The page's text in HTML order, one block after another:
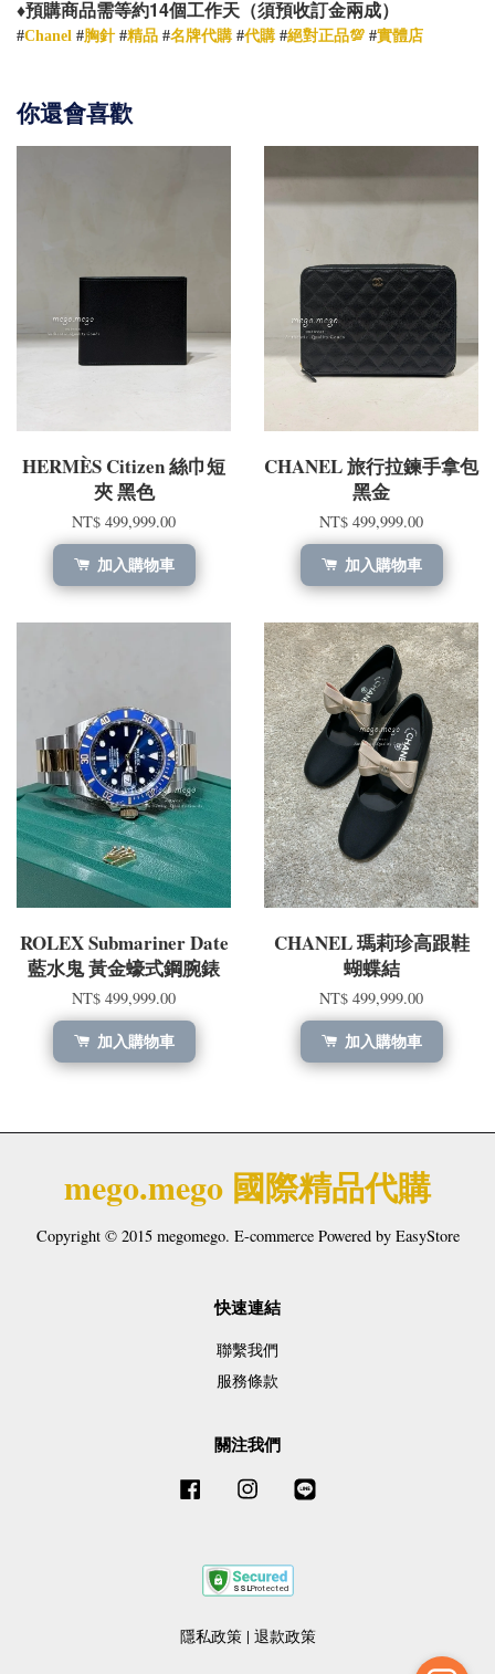
♦️預購商品需等約14個工作天（須預收訂金兩成）
#Chanel #胸針#精品 #名牌代購 #代購 #絕對正品💯 #實體店
你還會喜歡
HERMÈS Citizen 絲巾短
夾 黑色
NT$ 499,999.00
加入購物車
CHANEL 旅行拉鍊手拿包
黑金
NT$ 499,999.00
加入購物車
ROLEX Submariner Date
藍水鬼 黃金蠔式鋼腕錶
NT$ 499,999.00
加入購物車
CHANEL 瑪莉珍高跟鞋
蝴蝶結
NT$ 499,999.00
加入購物車
mego.mego 國際精品代購
Copyright © 2015 megomego. E-commerce Powered by EasyStore
快速連結
聯繫我們
服務條款
關注我們
Facebook Instagram
隱私政策| 退款政策